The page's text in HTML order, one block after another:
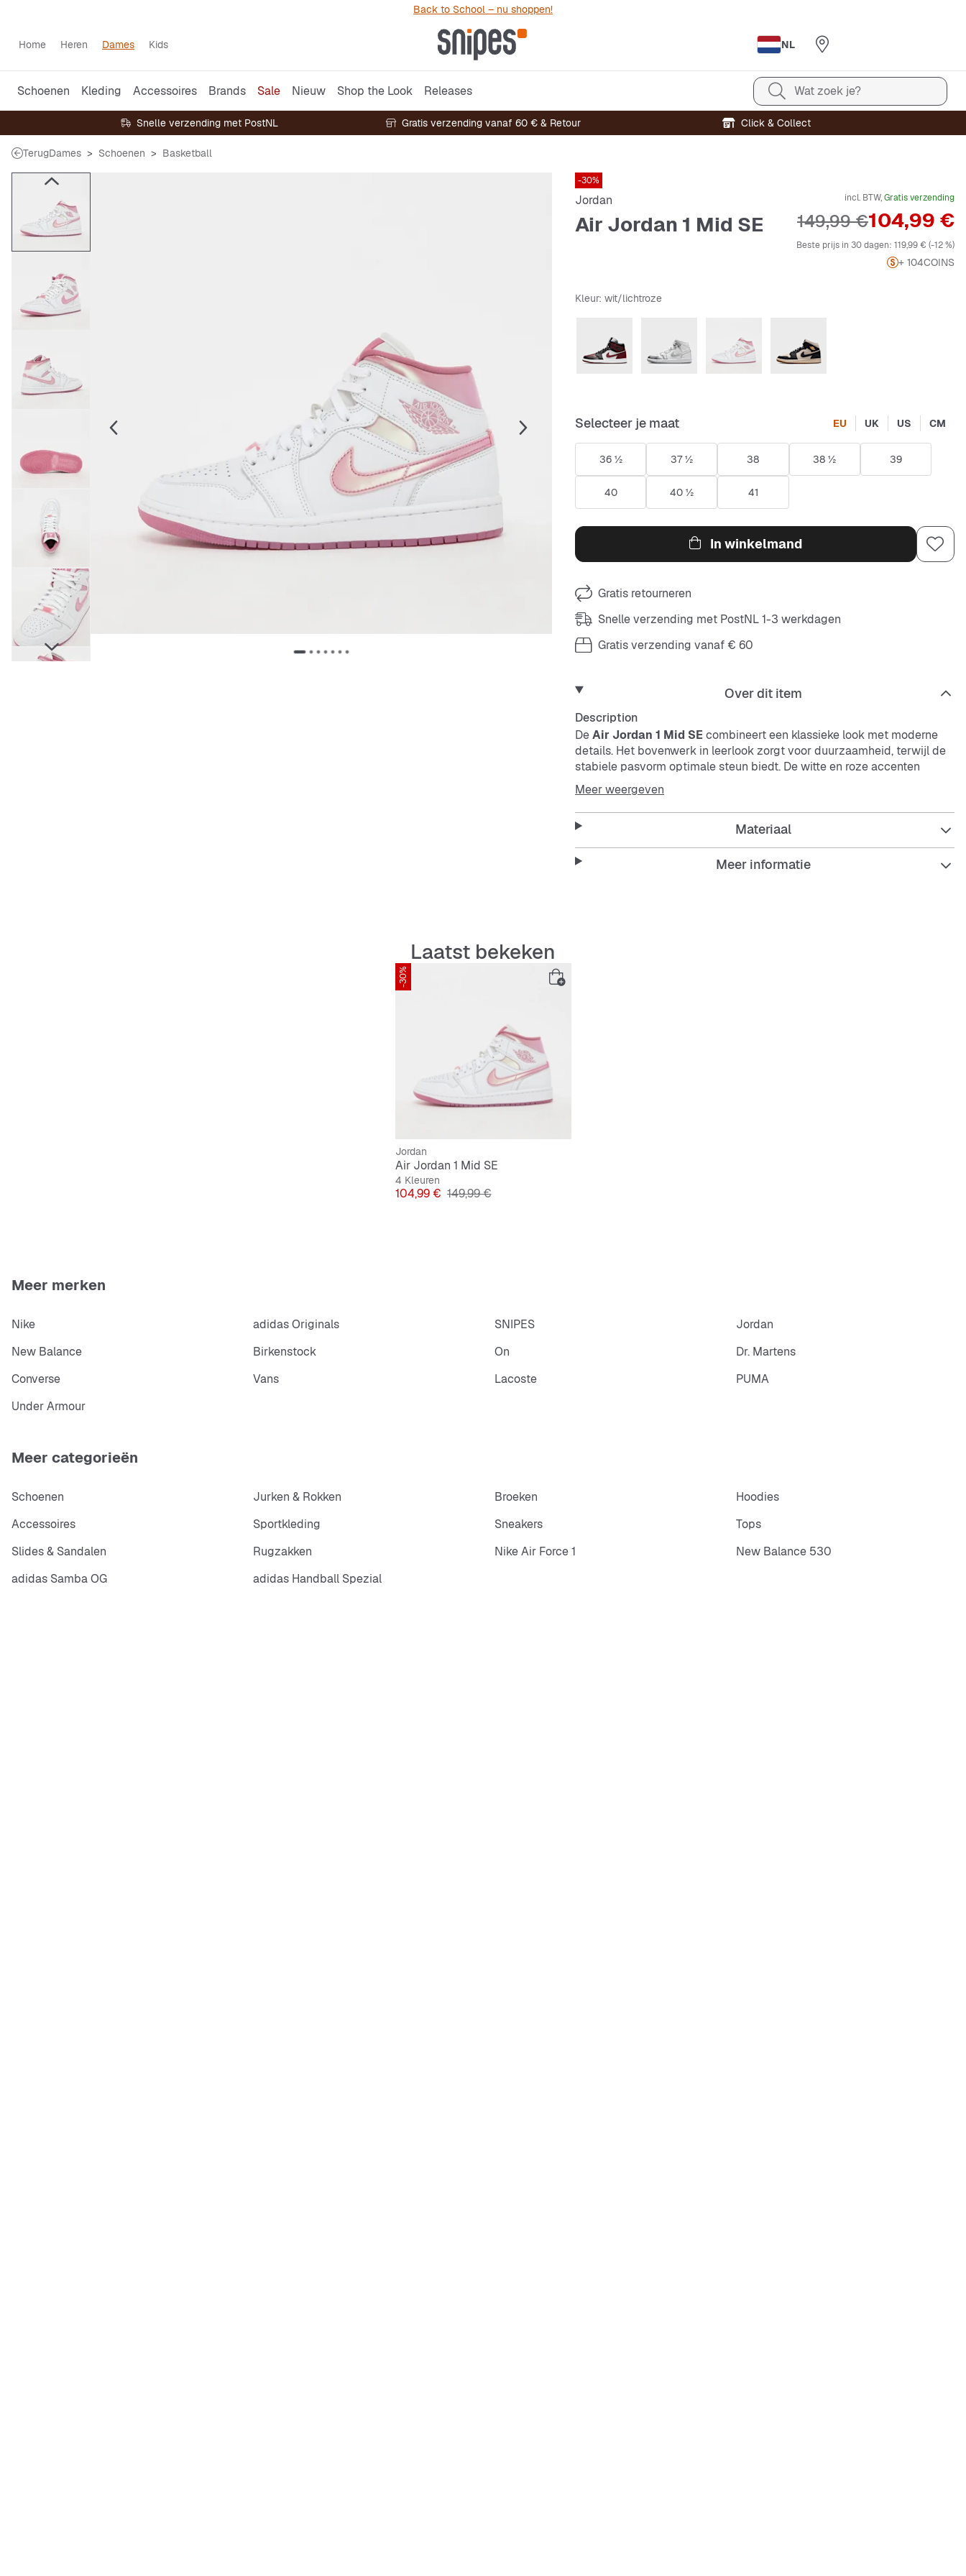
Back to School – nu shoppen!
Home Heren Dames Kids NL
Schoenen Kleding Accessoires Brands Sale Nieuw Shop the Look Releases Wat zoek je?
Snelle verzending met PostNL Gratis verzending vanaf 60 € & Retour Click & Collect
TerugDames Schoenen Basketball
-30%
Jordan
Air Jordan 1 Mid SE
incl. BTW,Gratis verzending
Prijs
104,99 €
Originele Prijs
149,99 €
Beste prijs in 30 dagen: 119,99 € (-12 %)
+ 104COINS
Kleur: wit/lichtroze
Selecteer je maat EU UK US CM
36 ½ 37 ½ 38 38 ½ 39
40 40 ½ 41
In winkelmand
Gratis retourneren
Snelle verzending met PostNL 1-3 werkdagen
Gratis verzending vanaf € 60
Over dit item
Description
DeAir Jordan 1 Mid SEcombineert een klassieke look met moderne
details. Het bovenwerk in leerlook zorgt voor duurzaamheid, terwijl de
stabiele pasvorm optimale steun biedt. De witte en roze accenten
geven een frisse touch en maken deze sneaker een echte blikvanger.
Features:
Meer weergeven
Materiaal
Meer informatie
Laatst bekeken
-30%
Jordan
Air Jordan 1 Mid SE
4 Kleuren
Prijs
104,99 € Originele Prijs
149,99 €
Meer merken
Nike adidas Originals SNIPES
Jordan
New Balance
Birkenstock On
Dr. Martens
Converse
Vans Lacoste
PUMA
Under Armour
Meer categorieën
Schoenen Jurken & Rokken Broeken
Hoodies
Accessoires
Sportkleding Sneakers
Tops
Slides & Sandalen
Rugzakken Nike Air Force 1
New Balance 530
adidas Samba OG
adidas Handball Spezial